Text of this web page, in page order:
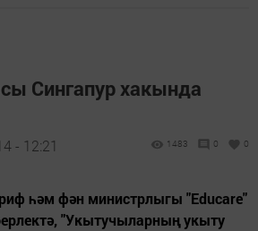
Сингапур хакында
- 12:21 1483 0 0
һәм фән министрлыгы "Educare"
"Укытучыларның укыту